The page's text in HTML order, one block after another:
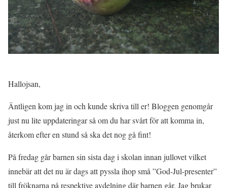
Hallojsan,
Äntligen kom jag in och kunde skriva till er! Bloggen genomgår
just nu lite uppdateringar så om du har svårt för att komma in,
återkom efter en stund så ska det nog gå fint!
På fredag går barnen sin sista dag i skolan innan jullovet vilket
innebär att det nu är dags att pyssla ihop små ”God-Jul-presenter”
till fröknarna på respektive avdelning där barnen går. Jag brukar